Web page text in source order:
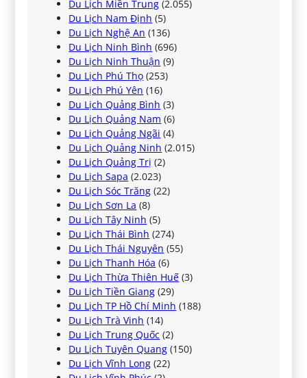
Du Lịch Miền Trung (2.055)
Du Lịch Nam Định (5)
Du Lịch Nghệ An (136)
Du Lịch Ninh Bình (696)
Du Lịch Ninh Thuận (9)
Du Lịch Phú Thọ (253)
Du Lịch Phú Yên (16)
Du Lịch Quảng Bình (3)
Du Lịch Quảng Nam (6)
Du Lịch Quảng Ngãi (4)
Du Lịch Quảng Ninh (2.015)
Du Lịch Quảng Trị (2)
Du Lịch Sapa (2.023)
Du Lịch Sóc Trăng (22)
Du Lịch Sơn La (8)
Du Lịch Tây Ninh (5)
Du Lịch Thái Bình (274)
Du Lịch Thái Nguyên (55)
Du Lịch Thanh Hóa (6)
Du Lịch Thừa Thiên Huế (3)
Du Lịch Tiền Giang (29)
Du Lịch TP Hồ Chí Minh (188)
Du Lịch Trà Vinh (14)
Du Lịch Trung Quốc (2)
Du Lịch Tuyên Quang (150)
Du Lịch Vĩnh Long (22)